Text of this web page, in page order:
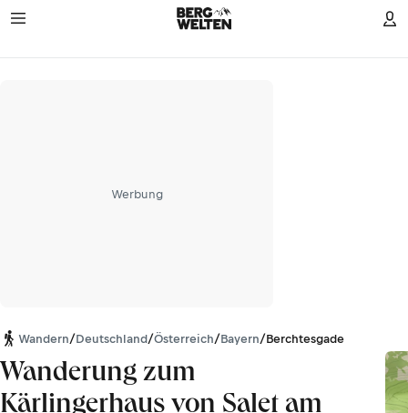
Werbung
Wandern/Deutschland/Österreich/Bayern/Berchtesgadener Alpen
Wanderung zum
Kärlingerhaus von Salet am